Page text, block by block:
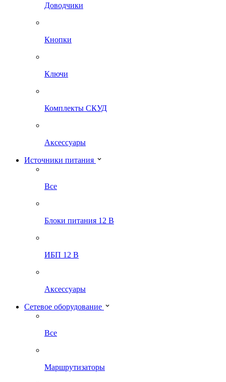
Доводчики
Кнопки
Ключи
Комплекты СКУД
Аксессуары
Источники питания
Все
Блоки питания 12 В
ИБП 12 В
Аксессуары
Сетевое оборудование
Все
Маршрутизаторы